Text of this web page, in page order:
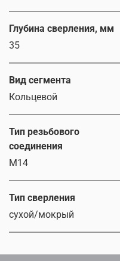
Глубина сверления, мм
35
Вид сегмента
Кольцевой
Тип резьбового
соединения
M14
Тип сверления
сухой/мокрый